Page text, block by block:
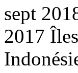
sept
2017